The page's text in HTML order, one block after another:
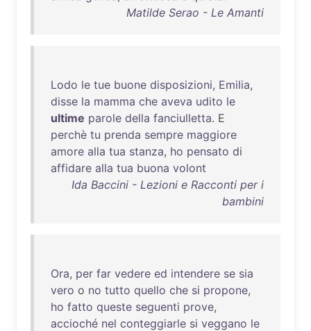
Matilde Serao - Le Amanti
Lodo le tue buone disposizioni, Emilia,
disse la mamma che aveva udito le
ultime parole della fanciulletta. E
perchè tu prenda sempre maggiore
amore alla tua stanza, ho pensato di
affidare alla tua buona volont
Ida Baccini - Lezioni e Racconti per i
bambini
Ora, per far vedere ed intendere se sia
vero o no tutto quello che si propone,
ho fatto queste seguenti prove,
accioché nel conteggiarle si veggano le